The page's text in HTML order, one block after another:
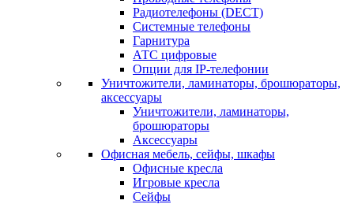
Радиотелефоны (DECT)
Системные телефоны
Гарнитура
АТС цифровые
Опции для IP-телефонии
Уничтожители, ламинаторы, брошюраторы,
аксессуары
Уничтожители, ламинаторы,
брошюраторы
Аксессуары
Офисная мебель, сейфы, шкафы
Офисные кресла
Игровые кресла
Сейфы